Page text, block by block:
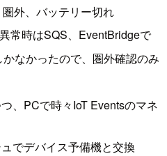
外、バッテリー切れ
常時はSQS、EventBridgeで
なかったので、圏外確認のみ
、PCで時々IoT Eventsのマネ
でデバイス予備機と交換